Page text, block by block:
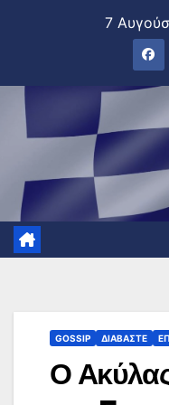
7
GOSSIP ΔΙΑΒΆΣΤΕ
Ο